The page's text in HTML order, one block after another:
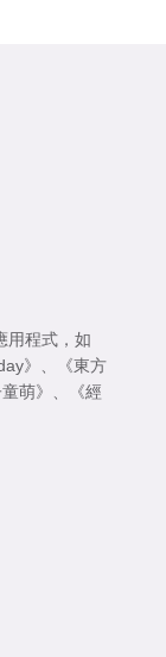
用程式，如
》
《東方
萌》
《經